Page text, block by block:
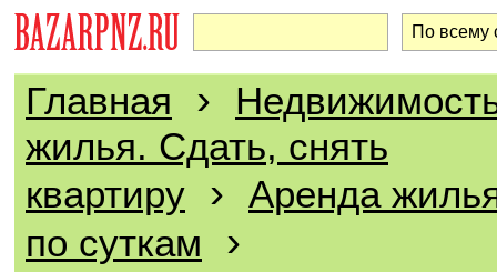
Главная ›
жилья. Сдать, снять
квартиру › Аренда
по суткам
›